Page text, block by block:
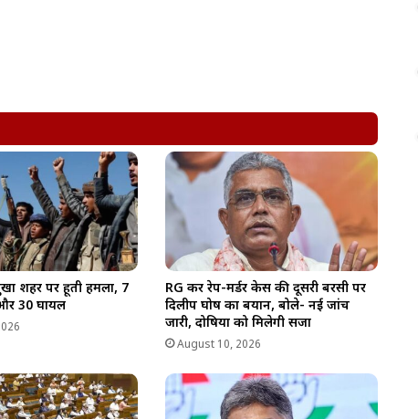
शहर पर हूती हमला, 7
30 घायल
RG कर रेप-मर्डर केस की दूसरी बरसी पर
दिलीप घोष का बयान, बोले- नई जांच
जारी, दोषियों को मिलेगी सजा
August 10, 2026